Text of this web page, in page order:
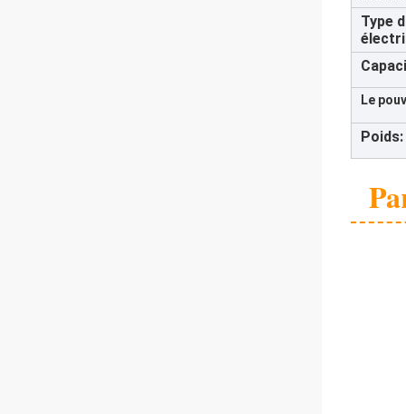
Type
Le
Poids: